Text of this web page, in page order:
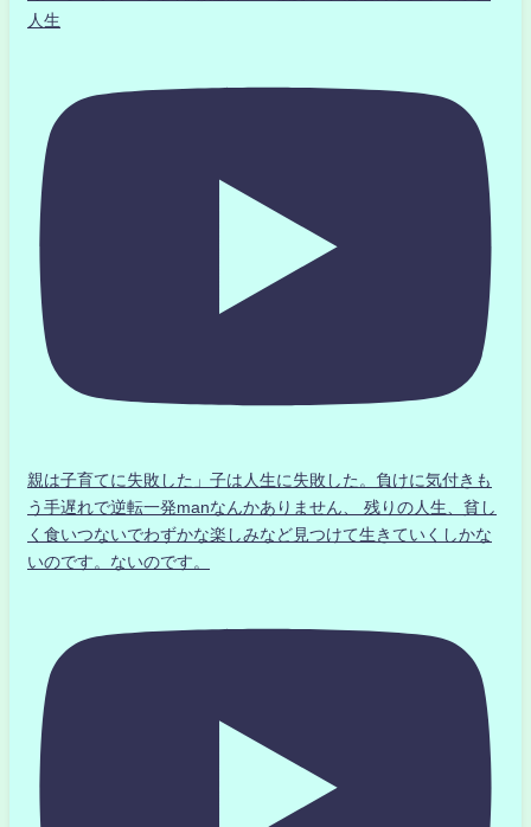
人生
親は子育てに失敗した」子は人生に失敗した。負けに気付きも
う手遅れで逆転一発manなんかありません、 残りの人生、貧し
く食いつないでわずかな楽しみなど見つけて生きていくしかな
いのです。ないのです。